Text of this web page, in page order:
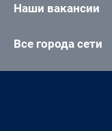
Наши вакансии
Все города сети